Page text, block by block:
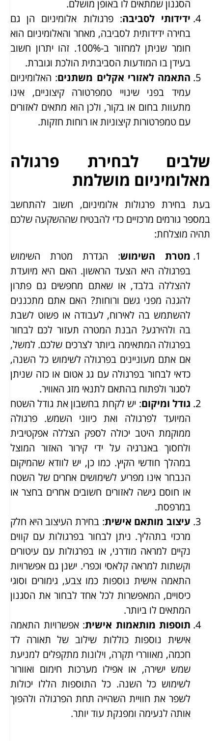
הסגנון שמתאים לו באופן מושלם.
ידידותי לסביבה: פרגולות אלומיניום הן גם
בחירה ידידותית לסביבה, מאחר והאלומיניום הוא
חומר שניתן למחזור ב-100%. זהו יתרון חשוב
בעידן בו המודעות הסביבתית הולכת וגוברת.
התאמה לאזורי אקלים משתנים: האלומיניום
עמיד בפני שינויי טמפרטורה קיצוניים, אינו
מתעוות בחום או בקור, ולכן הוא מתאים לאזורים
עם טמפרטורות קיצוניות או רוחות חזקות.
שלבים לבחירת פרגולה
מאלומיניום מושלמת
בעת בחירת פרגולות אלומיניום, חשוב להתחשב
במספר גורמים מרכזיים כדי להבטיח שההשקעה שלכם
תהיה מוצלחת:
מטרת השימוש: הגדרת מטרת השימוש
בפרגולה היא הצעד הראשון. האם היא מיועדת
להצללה בלבד, או שאתם מחפשים גם פתרון
להגנה מפני גשם ורוחות? האם אתם מתכננים
להשתמש בה לאירוח, לעבודה או פשוט לשבת
בה ולהירגע? הבנת המטרה תעזור לכם לבחור
בפרגולה המתאימה ביותר לצרכים שלכם. למשל,
אם אתם מעוניינים בפרגולה לשימוש כל השנה,
כדאי לבחור בפרגולה עם גג אטום או כזה שניתן
לסגור ולפתוח בהתאם לתנאי מזג האוויר.
גודל ומיקום: יש לקחת בחשבון את גודל השטח
המיועד לפרגולה ואת כיווני השמש. פרגולה
ממוקמת היטב יכולה לספק הצללה אפקטיבית
ולחסוך באנרגיה על ידי קירור האזור המוצל
במהלך חודשי הקיץ. כמו כן, יש לוודא שהמיקום
הנבחר אינו מפריע לשימושים אחרים של השטח
או חוסם גישה לאזורים חשובים אחרים בחצר או
במרפסת.
עיצוב מותאם אישית: בחירת העיצוב היא חלק
מרכזי בתהליך. ניתן לבחור בפרגולות עם קווים
נקיים למראה מודרני, או בפרגולות עם עיטורים
וקשתות למראה קלאסי וכפרי. ישנן גם אפשרויות
התאמה אישית נוספות כמו צבע, גימורים וסוגי
כיסויים, המאפשרות לכל אחד לבחור את הסגנון
המתאים לו ביותר.
תוספות מותאמות אישית: אפשרויות התאמה
אישית נוספות כוללות שילוב של תאורה לד
חכמה, מאווררי תקרה, וילונות מתקפלים למניעת
שמש ישירה, או אפילו מערכות חימום ואוורור
לשימוש כל השנה. כל התוספות הללו יכולות
לשפר את חוויית השהייה תחת הפרגולה ולהפוך
אותה לנעימה ומפנקת עוד יותר.